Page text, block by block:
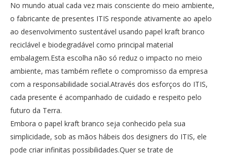
No mundo atual cada vez mais consciente do meio ambiente,
o fabricante de presentes ITIS responde ativamente ao apelo
ao desenvolvimento sustentável usando papel kraft branco
reciclável e biodegradável como principal material
embalagem.Esta escolha não só reduz o impacto no meio
ambiente, mas também reflete o compromisso da empresa
com a responsabilidade social.Através dos esforços do ITIS,
cada presente é acompanhado de cuidado e respeito pelo
futuro da Terra.
Embora o papel kraft branco seja conhecido pela sua
simplicidade, sob as mãos hábeis dos designers do ITIS, ele
pode criar infinitas possibilidades.Quer se trate de